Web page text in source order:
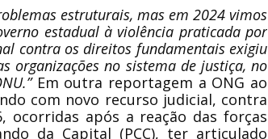
estruturais, mas em 2024 vimos
estadual à violência praticada por
contra os direitos fundamentais exigiu
organizações no sistema de justiça, no
Em outra reportagem a ONG ao
com novo recurso judicial, contra
ocorridas após a reação das forças
da Capital (PCC), ter articulado